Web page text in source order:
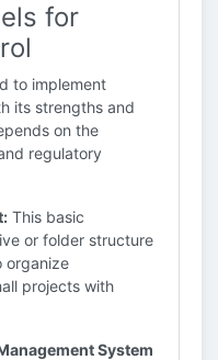
for
to implement
its strengths and
on the
regulatory
This basic
or folder structure
organize
projects with
System